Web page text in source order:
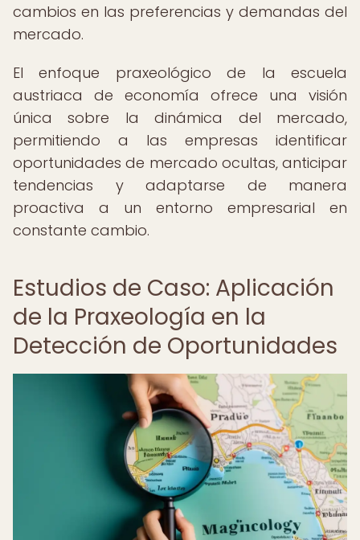
cambios en las preferencias y demandas del
mercado.
El enfoque praxeológico de la escuela
austriaca de economía ofrece una visión
única sobre la dinámica del mercado,
permitiendo a las empresas identificar
oportunidades de mercado ocultas, anticipar
tendencias y adaptarse de manera
proactiva a un entorno empresarial en
constante cambio.
Estudios de Caso: Aplicación
de la Praxeología en la
Detección de Oportunidades